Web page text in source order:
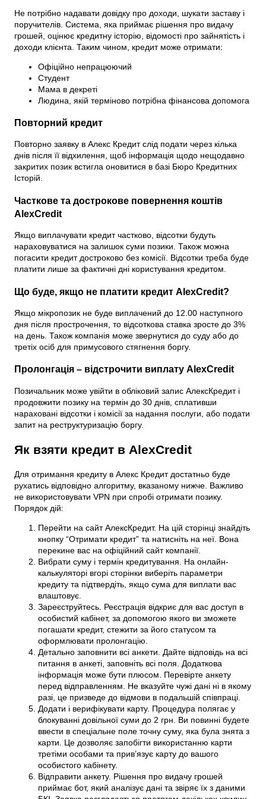
Не потрібно надавати довідку про доходи, шукати заставу і
поручителів. Система, яка приймає рішення про видачу
грошей, оцінює кредитну історію, відомості про зайнятість і
доходи клієнта. Таким чином, кредит може отримати:
Офіційно непрацюючий
Студент
Мама в декреті
Людина, якій терміново потрібна фінансова допомога
Повторний кредит
Повторно заявку в Алекс Кредит слід подати через кілька
днів після її відхилення, щоб інформація щодо нещодавно
закритих позик встигла оновитися в базі Бюро Кредитних
Історій.
Часткове та дострокове повернення коштів
AlexCredit
Якщо виплачувати кредит частково, відсотки будуть
нараховуватися на залишок суми позики. Також можна
погасити кредит достроково без комісії. Відсотки треба буде
платити лише за фактичні дні користування кредитом.
Що буде, якщо не платити кредит AlexCredit?
Якщо мікропозик не буде виплачений до 12.00 наступного
дня після прострочення, то відсоткова ставка зросте до 3%
на день. Також компанія може звернутися до суду або до
третіх осіб для примусового стягнення боргу.
Пролонгація – відстрочити виплату AlexCredit
Позичальник може увійти в обліковий запис АлексКредит і
продовжити позику на термін до 30 днів, сплативши
нараховані відсотки і комісії за надання послуги, або подати
запит на реструктуризацію боргу.
Як взяти кредит в AlexCredit
Для отримання кредиту в Алекс Кредит достатньо буде
рухатись відповідно алгоритму, вказаному нижче. Важливо
не використовувати VPN при спробі отримати позику.
Порядок дій:
Перейти на сайт АлексКредит. На цій сторінці знайдіть
кнопку “Отримати кредит” та натисніть на неї. Вона
перекине вас на офіційний сайт компанії.
Вибрати суму і термін кредитування. На онлайн-
калькуляторі вгорі сторінки виберіть параметри
кредиту та підтвердіть, якщо сума для виплати вас
влаштовує.
Зареєструйтесь. Реєстрація відкриє для вас доступ в
особистий кабінет, за допомогою якого ви зможете
погашати кредит, стежити за його статусом та
оформлювати пролонгацію.
Детально заповнити всі анкети. Дайте відповідь на всі
питання в анкеті, заповніть всі поля. Додаткова
інформація може бути плюсом. Перевірте анкету
перед відправленням. Не вказуйте чужі дані ні в якому
разі, це призведе до відмови в подальшій співпраці.
Додати і верифікувати карту. Процедура полягає у
блокуванні довільної суми до 2 грн. Ви повинні будете
ввести в спеціальне поле точну суму, яка була знята з
карти. Це дозволяє запобігти використанню карти
третіми особами та прив’язує карту до вашого
особистого кабінету.
Відправити анкету. Рішення про видачу грошей
приймає бот, який аналізує дані та звіряє їх з даними